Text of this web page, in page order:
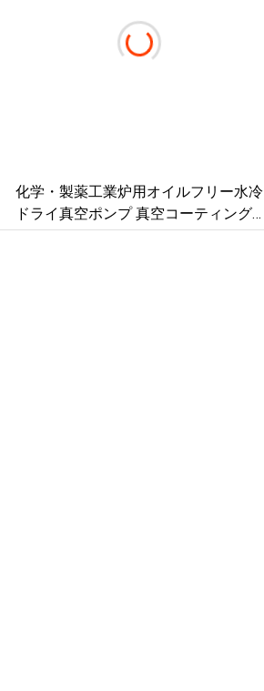
化学・製薬工業炉用オイルフリー水冷
ドライ真空ポンプ 真空コーティング
クリーンな真空を備えた航空・宇宙